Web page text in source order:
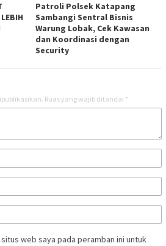
‎Patroli Polsek Katapang
Sambangi Sentral Bisnis
Warung Lobak, Cek Kawasan
dan Koordinasi dengan
Security
Ruas yang wajib ditandai *
web saya pada peramban ini untuk